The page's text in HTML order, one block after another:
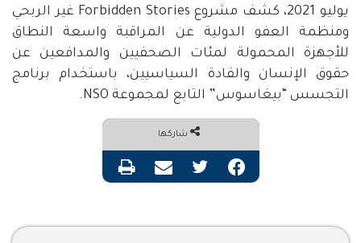
يوليو 2021، كشف مشروع Forbidden Stories غير الربحي
ومنظمة العفو الدولية عن المراقبة واسعة النطاق
للأجهزة المحمولة لمئات الصحفيين والمدافعين عن
حقوق الإنسان والقادة السياسيين، باستخدام برنامج
التجسس “بيغاسوس” التابع لمجموعة NSO.
شاركها
فيسبوك تويتر مشاركة عبر البريد طباعة